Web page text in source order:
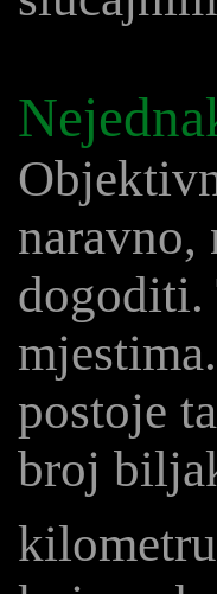
naravno,
dogoditi.
postoje
broj